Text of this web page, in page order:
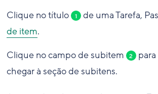
Clique no título 1 de uma Tarefa,
de item.
Clique no campo de subitem
2 para
chegar à seção de subitens.